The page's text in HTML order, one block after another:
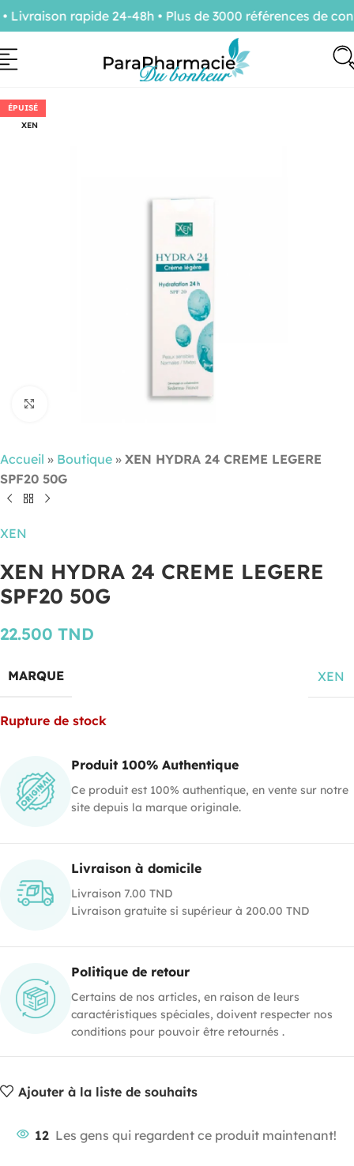
ÉPUISÉ
XEN
Cliquez pour agrandir
Accueil » Boutique » XEN HYDRA 24 CREME LEGERE
SPF20 50G
XEN
XEN HYDRA 24 CREME LEGERE
SPF20 50G
22.500 TND
MARQUE XEN
Rupture de stock
Produit 100% Authentique
Ce produit est 100% authentique, en vente sur notre
site depuis la marque originale.
Livraison à domicile
Livraison 7.00 TND
Livraison gratuite si supérieur à 200.00 TND
Politique de retour
Certains de nos articles, en raison de leurs
caractéristiques spéciales, doivent respecter nos
conditions pour pouvoir être retournés .
Ajouter à la liste de souhaits
12 Les gens qui regardent ce produit maintenant!
rapide 24-48h • Plus de 3000 références de